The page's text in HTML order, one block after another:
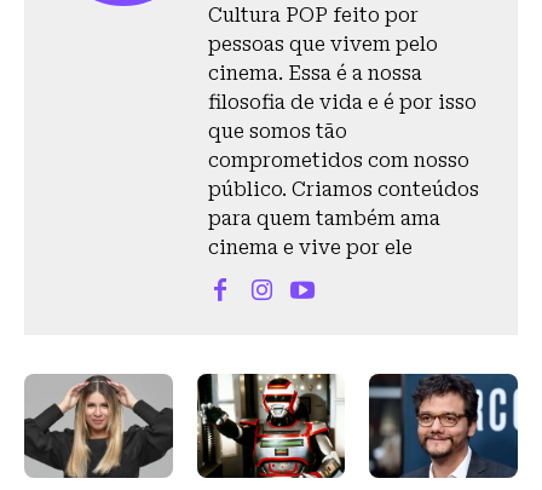
Cultura POP feito por
pessoas que vivem pelo
cinema. Essa é a nossa
filosofia de vida e é por isso
que somos tão
comprometidos com nosso
público. Criamos conteúdos
para quem também ama
cinema e vive por ele